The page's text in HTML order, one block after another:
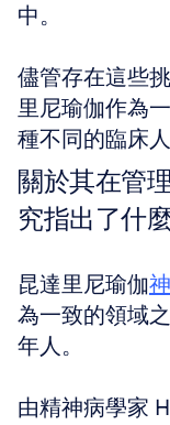
中。
儘管存在這些
里尼瑜伽作為
種不同的臨床
關於其在管
究指出了什
昆達里尼瑜伽
為一致的領域
年人。
由精神病學家